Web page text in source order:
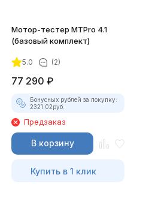
Мотор-тестер MTPro 4.1
(базовый комплект)
5.0 (2)
77 290 ₽
Бонусных рублей за покупку:
2321.02руб.
Предзаказ
В корзину
Купить в 1 клик